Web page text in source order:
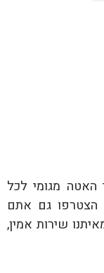
האטה מגומי לכל
הצטרפו גם אתם
שירות אמין,